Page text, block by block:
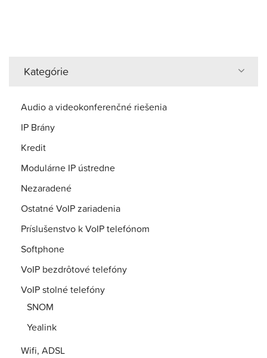
Kategórie
Audio a videokonferenčné riešenia
IP Brány
Kredit
Modulárne IP ústredne
Nezaradené
Ostatné VoIP zariadenia
Príslušenstvo k VoIP telefónom
Softphone
VoIP bezdrôtové telefóny
VoIP stolné telefóny
SNOM
Yealink
Wifi, ADSL